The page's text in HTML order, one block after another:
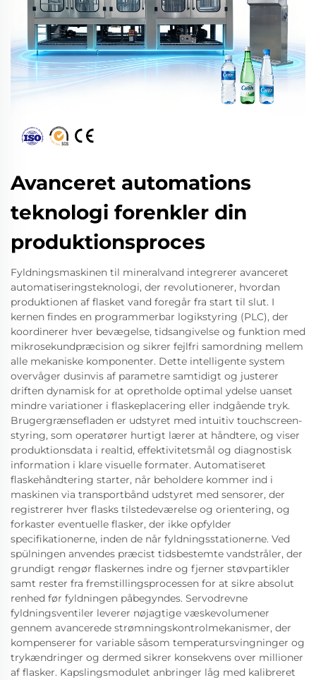
Avanceret automations
teknologi forenkler din
produktionsproces
Fyldningsmaskinen til mineralvand integrerer avanceret
automatiseringsteknologi, der revolutionerer, hvordan
produktionen af flasket vand foregår fra start til slut. I
kernen findes en programmerbar logikstyring (PLC), der
koordinerer hver bevægelse, tidsangivelse og funktion med
mikrosekundpræcision og sikrer fejlfri samordning mellem
alle mekaniske komponenter. Dette intelligente system
overvåger dusinvis af parametre samtidigt og justerer
driften dynamisk for at opretholde optimal ydelse uanset
mindre variationer i flaskeplacering eller indgående tryk.
Brugergrænsefladen er udstyret med intuitiv touchscreen-
styring, som operatører hurtigt lærer at håndtere, og viser
produktionsdata i realtid, effektivitetsmål og diagnostisk
information i klare visuelle formater. Automatiseret
flaskehåndtering starter, når beholdere kommer ind i
maskinen via transportbånd udstyret med sensorer, der
registrerer hver flasks tilstedeværelse og orientering, og
forkaster eventuelle flasker, der ikke opfylder
specifikationerne, inden de når fyldningsstationerne. Ved
spülningen anvendes præcist tidsbestemte vandstråler, der
grundigt rengør flaskernes indre og fjerner støvpartikler
samt rester fra fremstillingsprocessen for at sikre absolut
renhed før fyldningen påbegyndes. Servodrevne
fyldningsventiler leverer nøjagtige væskevolumener
gennem avancerede strømningskontrolmekanismer, der
kompenserer for variable såsom temperatursvingninger og
trykændringer og dermed sikrer konsekvens over millioner
af flasker. Kapslingsmodulet anbringer låg med kalibreret